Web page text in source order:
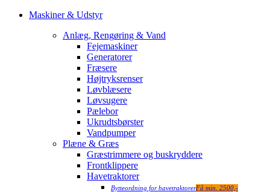
Maskiner & Udstyr
Anlæg, Rengøring & Vand
Fejemaskiner
Generatorer
Fræsere
Højtryksrenser
Løvblæsere
Løvsugere
Pælebor
Ukrudtsbørster
Vandpumper
Plæne & Græs
Græstrimmere og buskryddere
Frontklippere
Havetraktorer
Bytteordning for havetraktorerFå min. 2500,-